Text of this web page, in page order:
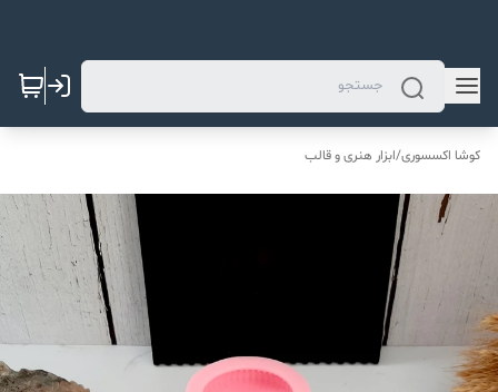
کوشا اکسسوری/ابزار هنری و قالب